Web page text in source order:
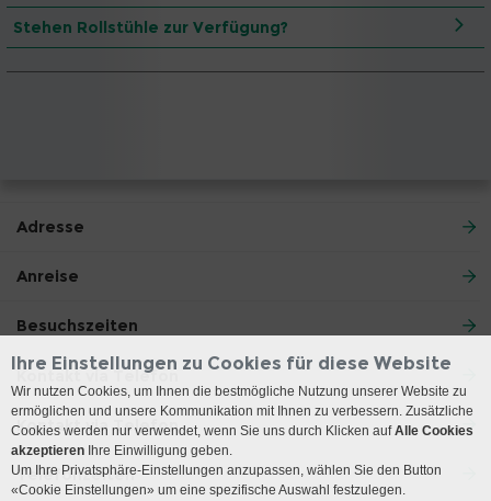
Stehen Rollstühle zur Verfügung?
Adresse
Anreise
Besuchszeiten
Kontakt via Telefon
Kontakt via Telefon
Telefonzeiten
Ihre Einstellungen zu Cookies für diese Website
Wir nutzen Cookies, um Ihnen die bestmögliche Nutzung unserer Website zu
ermöglichen und unsere Kommunikation mit Ihnen zu verbessern. Zusätzliche
Cookies werden nur verwendet, wenn Sie uns durch Klicken aufAlle Cookies
akzeptieren Ihre Einwilligung geben.
Um Ihre Privatsphäre-Einstellungen anzupassen, wählen Sie den Button
«Cookie Einstellungen» um eine spezifische Auswahl festzulegen.